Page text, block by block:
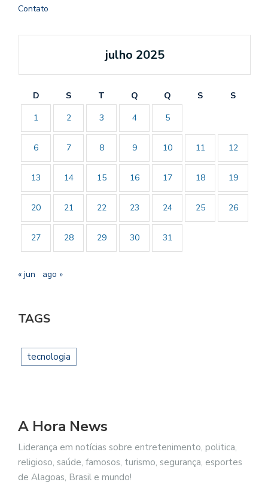
Contato
julho 2025
D S T Q Q S
S
1
2 3 4 5
6 7 8 9 10 11 12
13 14 15 16 17 18 19
20 21 22 23 24 25 26
27 28 29 30 31
« jun ago »
TAGS
tecnologia
A Hora News
Liderança em notícias sobre entretenimento, politica,
religioso, saúde, famosos, turismo, segurança, esportes
de Alagoas, Brasil e mundo!